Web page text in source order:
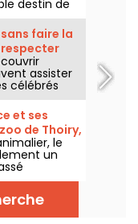
destin de
: la
de
faire la
respecter
assister
célébrés
à tous, à
participer
pleinement
ce qu'il
et ses
de Thoiry,
le
un
habité par la
cet
les beaux
et de